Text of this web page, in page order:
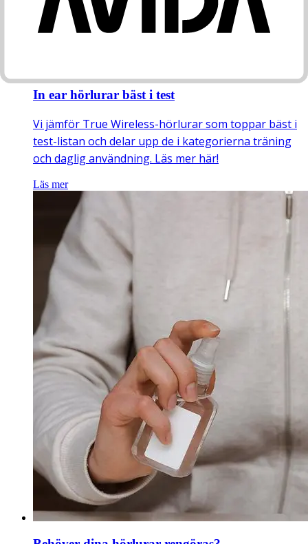
In ear hörlurar bäst i test
Vi jämför True Wireless-hörlurar som toppar bäst i
test-listan och delar upp de i kategorierna träning
och daglig användning. Läs mer här!
Läs mer